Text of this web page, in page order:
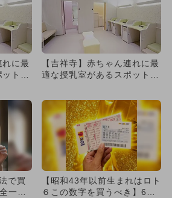
れに最
ト8
【吉祥寺】赤ちゃん連れに最
適な授乳室があるスポット8
で買
一
【昭和43年以前生まれはロト
６この数字を買うべき】6つ